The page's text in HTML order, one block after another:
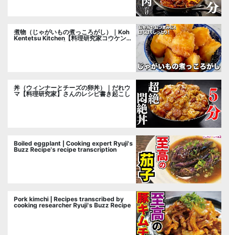
煮物（じゃがいもの煮っころがし）｜Koh
Kentetsu Kitchen【料理研究家コウケンテ
丼（ウィンナーとチーズの卵丼）｜だれウ
マ【料理研究家】さんのレシピ書き起こし
Boiled eggplant | Cooking expert Ryuji's
Buzz Recipe's recipe transcription
Pork kimchi | Recipes transcribed by
cooking researcher Ryuji's Buzz Recipe